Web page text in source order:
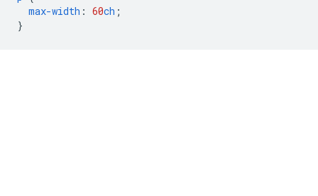
max-width : 60ch ;
}